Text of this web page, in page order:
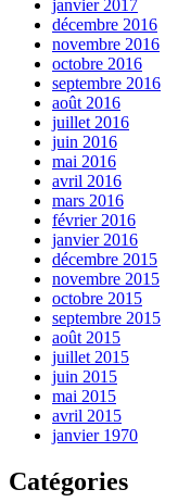
janvier 2017
décembre 2016
novembre 2016
octobre 2016
septembre 2016
août 2016
juillet 2016
juin 2016
mai 2016
avril 2016
mars 2016
février 2016
janvier 2016
décembre 2015
novembre 2015
octobre 2015
septembre 2015
août 2015
juillet 2015
juin 2015
mai 2015
avril 2015
janvier 1970
Catégories